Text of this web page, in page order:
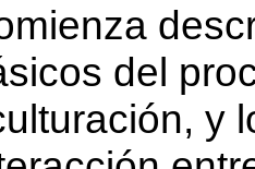
del
y